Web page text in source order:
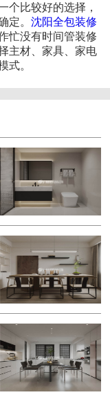
个比较好的选择，
定。沈阳全包装修
忙没有时间管装修
主材、家具、家电
式。